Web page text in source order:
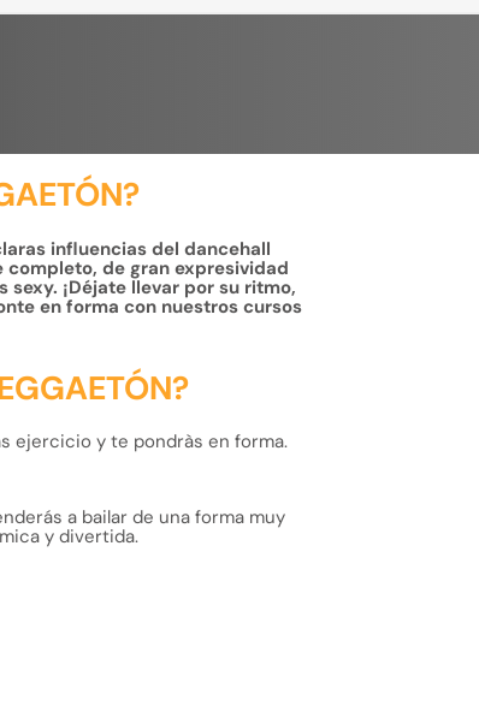
influencias del dancehall
completo, de gran expresividad
¡Déjate llevar por su ritmo,
en forma con nuestros cursos
ejercicio y te pondràsen forma.
a bailar de una forma muy
ydivertida.